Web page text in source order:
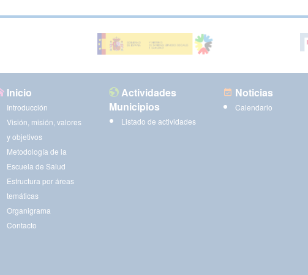
Inicio
Introducción
Visión, misión, valores
y objetivos
Metodología de la
Escuela de Salud
Estructura por áreas
temáticas
Organigrama
Contacto
Actividades
Municipios
Listado de actividades
Noticias
Calendario